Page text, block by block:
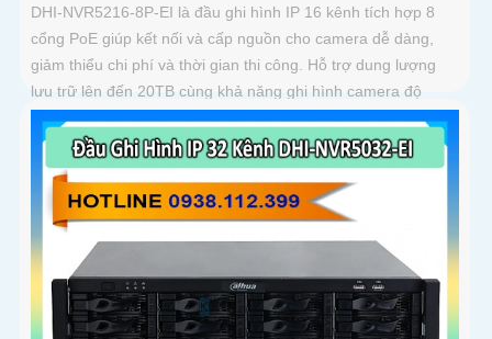
DHI-NVR5216-8P-EI là đầu ghi hình IP 16 kênh tích hợp 8
cổng PoE giúp kết nối và cấp nguồn cho camera dễ dàng,
giảm thiểu chi phí và thời gian thi công. Hỗ trợ dung lượng
lưu trữ lên đến 20TB cùng khả năng ghi hình camera độ
phân giải 32MP, đầu ghi mang đến chất lượng hình ảnh siêu
nét và khả năng lưu trữ vượt trội hiệu suất mạnh mẽ, tính
năng linh hoạt và mức giá cạnh tranh